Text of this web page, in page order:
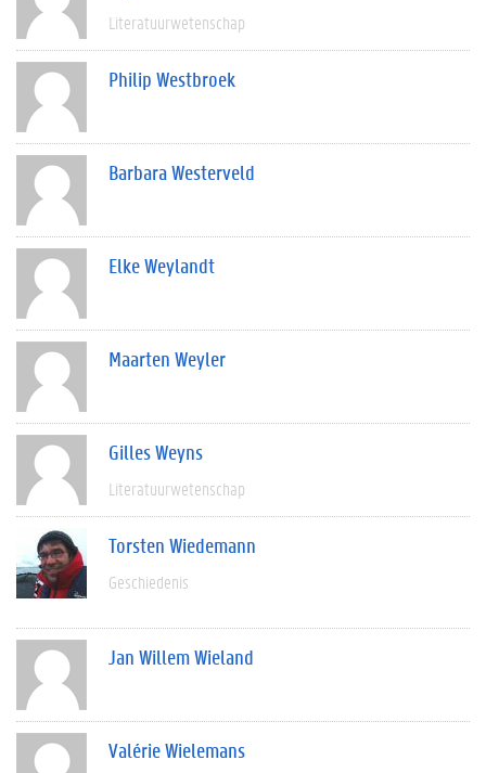
Literatuurwetenschap
Philip Westbroek
Barbara Westerveld
Elke Weylandt
Maarten Weyler
Gilles Weyns
Literatuurwetenschap
Torsten Wiedemann
Geschiedenis
Jan Willem Wieland
Valérie Wielemans